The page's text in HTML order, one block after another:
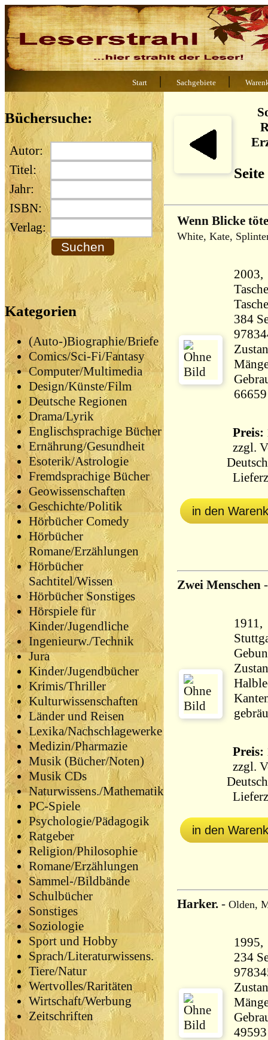
Start | Sachgebiete |
Büchersuche:
Autor:
Titel:
Jahr:
ISBN:
Verlag:
Kategorien
(Auto-)Biographie/Briefe
Comics/Sci-Fi/Fantasy
Computer/Multimedia
Design/Künste/Film
Deutsche Regionen
Drama/Lyrik
Englischsprachige Bücher
Ernährung/Gesundheit
Esoterik/Astrologie
Fremdsprachige Bücher
Geowissenschaften
Geschichte/Politik
Hörbücher Comedy
Hörbücher
Romane/Erzählungen
Hörbücher
Sachtitel/Wissen
Hörbücher Sonstiges
Hörspiele für
Kinder/Jugendliche
Ingenieurw./Technik
Jura
Kinder/Jugendbücher
Krimis/Thriller
Kulturwissenschaften
Länder und Reisen
Lexika/Nachschlagewerke
Medizin/Pharmazie
Musik (Bücher/Noten)
Musik CDs
Naturwissens./Mathematik
PC-Spiele
Psychologie/Pädagogik
Ratgeber
Religion/Philosophie
Romane/Erzählungen
Sammel-/Bildbände
Schulbücher
Sonstiges
Soziologie
Sport und Hobby
Sprach/Literaturwissens.
Tiere/Natur
Wertvolles/Raritäten
Wirtschaft/Werbung
Zeitschriften
Wenn Blicke
White, Kate,
2003,
384 Seiten
66659
Preis:
zzgl.
in den
Zwei Menschen
1911,
Preis:
zzgl.
in den
Harker. - Olden,
234 Seiten
49593